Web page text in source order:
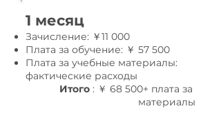
1 месяц
Зачисление: ￥11 000
Плата за обучение: ￥ 57 500
Плата за учебные материалы:
фактические расходы
Итого : ￥ 68 500+ плата за
материалы